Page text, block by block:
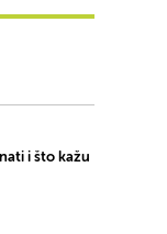
i što kažu